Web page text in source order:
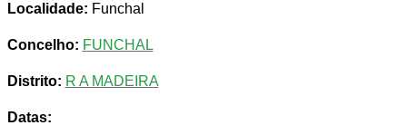
Localidade: Funchal
Concelho: FUNCHAL
Distrito: R A MADEIRA
Datas: